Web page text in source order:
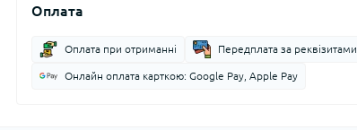
Оплата
Оплата при отриманні Передплата за реквізитами
Онлайн оплата карткою: Google Pay, Apple Pay